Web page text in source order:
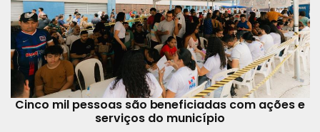
Cinco mil pessoas são beneficiadas com ações e
serviços do município